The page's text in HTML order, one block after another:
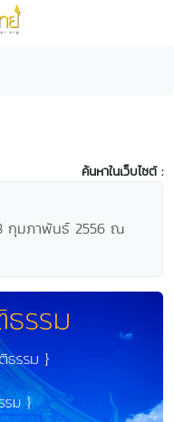
ค้นหาในเว็บไซต์ :
กุมภาพันธ์ 2556 ณ